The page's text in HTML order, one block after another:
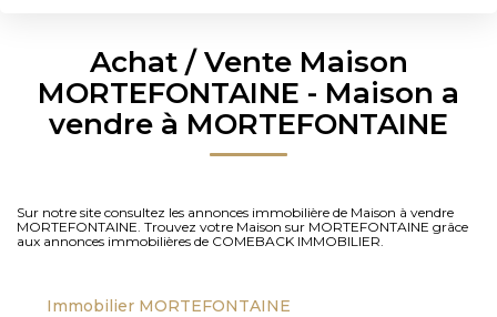
NOTRE AGENCE
CONTACT
Sélectionnez...
Type de bien
Surface min
Budget max Plus de critères
Achat / Vente Maison
MORTEFONTAINE - Maison a
vendre à MORTEFONTAINE
Sur notre site consultez les annonces immobilière de Maison à vendre
MORTEFONTAINE. Trouvez votre Maison sur MORTEFONTAINE grâce
aux annonces immobilières de COMEBACK IMMOBILIER.
Immobilier MORTEFONTAINE